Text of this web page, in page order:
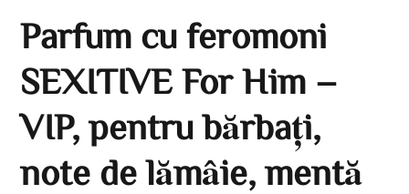
Parfum cu feromoni
SEXITIVE For Him –
VIP, pentru bărbați,
note de lămâie, mentă